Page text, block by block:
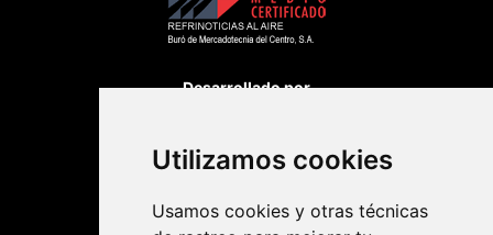
Utilizamos cookies
Usamos cookies y otras técnicas
Desarrollado por